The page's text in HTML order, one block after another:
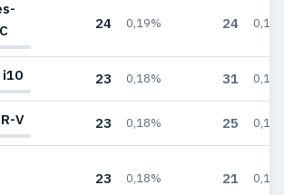
24 0,19% 24
i10 23 0,18% 31
V 23 0,18% 25
23 0,18% 21